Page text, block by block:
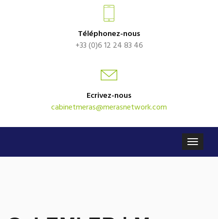
Téléphonez-nous
+33 (0)6 12 24 83 46
Ecrivez-nous
cabinetmeras@merasnetwork.com